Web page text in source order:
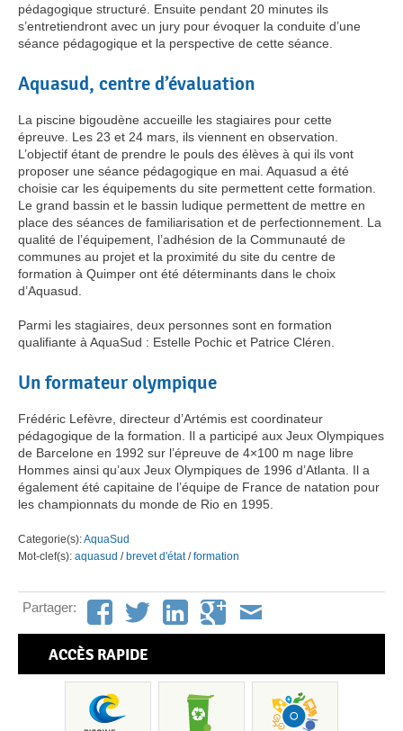
pédagogique structuré. Ensuite pendant 20 minutes ils
s’entretiendront avec un jury pour évoquer la conduite d’une
séance pédagogique et la perspective de cette séance.
Aquasud, centre d’évaluation
La piscine bigoudène accueille les stagiaires pour cette
épreuve. Les 23 et 24 mars, ils viennent en observation.
L’objectif étant de prendre le pouls des élèves à qui ils vont
proposer une séance pédagogique en mai. Aquasud a été
choisie car les équipements du site permettent cette formation.
Le grand bassin et le bassin ludique permettent de mettre en
place des séances de familiarisation et de perfectionnement. La
qualité de l’équipement, l’adhésion de la Communauté de
communes au projet et la proximité du site du centre de
formation à Quimper ont été déterminants dans le choix
d’Aquasud.
Parmi les stagiaires, deux personnes sont en formation
qualifiante à AquaSud : Estelle Pochic et Patrice Cléren.
Un formateur olympique
Frédéric Lefèvre, directeur d’Artémis est coordinateur
pédagogique de la formation. Il a participé aux Jeux Olympiques
de Barcelone en 1992 sur l’épreuve de 4×100 m nage libre
Hommes ainsi qu’aux Jeux Olympiques de 1996 d’Atlanta. Il a
également été capitaine de l’équipe de France de natation pour
les championnats du monde de Rio en 1995.
Categorie(s):AquaSud
Mot-clef(s): aquasud /brevet d'état/formation
Partager:
ACCÈS RAPIDE